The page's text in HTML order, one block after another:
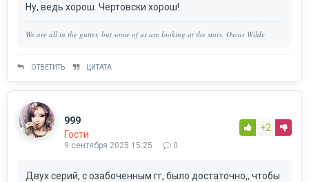
Ну, ведь хорош. Чертовски хорош!
We are all in the gutter, but some of us are looking at the stars. Oscar Wilde
ОТВЕТИТЬ ЦИТАТА
999
Гости
9 сентября 2025 15:25 0
+2
Двух серий, с озабоченным гг, было достаточно,, чтобы